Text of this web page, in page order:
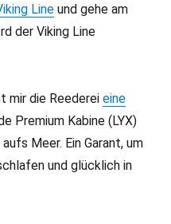
Line und gehe am
der Viking Line
mir die Reedereieine
Premium Kabine (LYX)
Meer. Ein Garant, um
und glücklich in